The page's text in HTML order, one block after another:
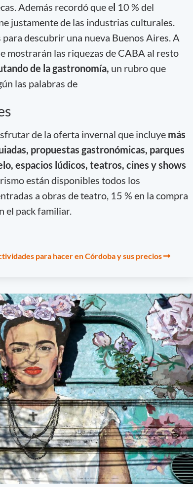
Además recordó que el 10 % del
justamente de las industrias culturales.
descubrir una nueva Buenos Aires. A
mostrarán las riquezas de CABA al resto
de la gastronomía, un rubro que
las palabras de
de la oferta invernal que incluye más
propuestas gastronómicas, parques
espacios lúdicos, teatros, cines y shows
están disponibles todos los
a obras de teatro, 15 % en la compra
el pack familiar.
para hacer en Córdoba y sus precios